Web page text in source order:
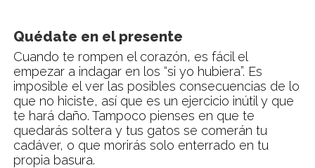
Quédate en el presente
Cuando te rompen el corazón, es fácil el
empezar a indagar en los “si yo hubiera”. Es
imposible el ver las posibles consecuencias de lo
que no hiciste, así que es un ejercicio inútil y que
te hará daño. Tampoco pienses en que te
quedarás soltera y tus gatos se comerán tu
cadáver, o que morirás solo enterrado en tu
propia basura.